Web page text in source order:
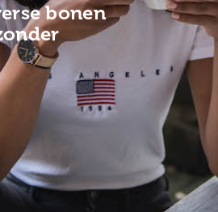
bonen